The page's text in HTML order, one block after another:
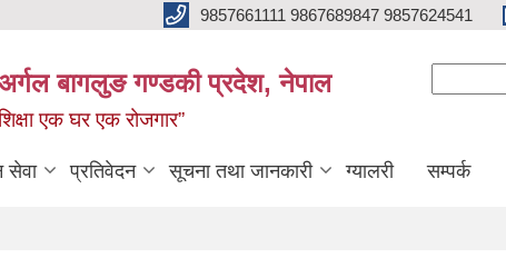
9857661111 9867689847 9857624541
अर्गल बागलुङ गण्डकी प्रदेश, नेपाल
एक घर एक रोजगार”
सेवा प्रतिवेदन सूचना तथा जानकारी ग्यालरी सम्पर्क